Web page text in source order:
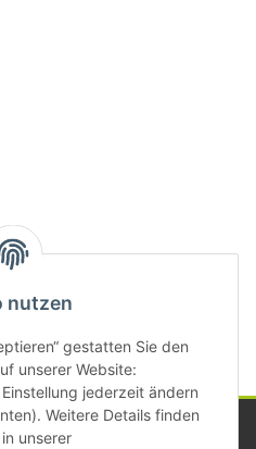
nutzen
gestatten Sie den
unserer Website:
jederzeit ändern
Weitere Details finden
unserer